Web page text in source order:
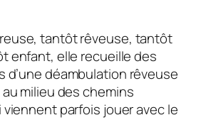
tantôt rêveuse, tantôt
enfant, elle recueille des
d’une déambulation rêveuse
milieu des chemins
parfois jouer avec le